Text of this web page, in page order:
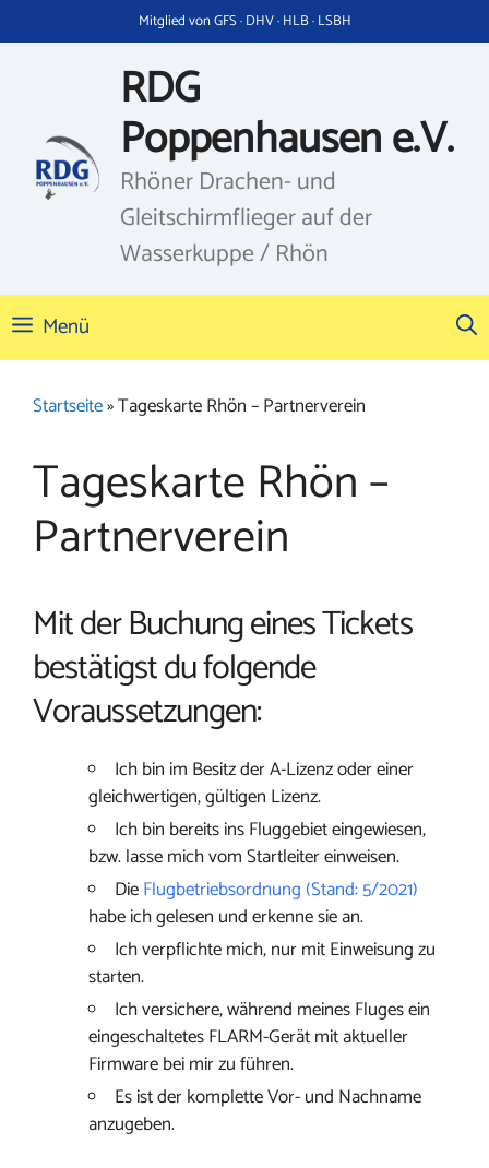
Inhalt
Mitglied von GFS · DHV · HLB · LSBH
RDG
Poppenhausen e.V.
Rhöner Drachen- und
Gleitschirmflieger auf der
Wasserkuppe / Rhön
Menü
Startseite»Tageskarte Rhön – Partnerverein
Tageskarte Rhön –
Partnerverein
Mit der Buchung eines Tickets
bestätigst du folgende
Voraussetzungen:
Ich bin im Besitz der A-Lizenz oder einer
gleichwertigen, gültigen Lizenz.
Ich bin bereits ins Fluggebiet eingewiesen,
bzw. lasse mich vom Startleiter einweisen.
DieFlugbetriebsordnung (Stand: 5/2021)
habe ich gelesen und erkenne sie an.
Ich verpflichte mich, nur mit Einweisung zu
starten.
Ich versichere, während meines Fluges ein
eingeschaltetes FLARM-Gerät mit aktueller
Firmware bei mir zu führen.
Es ist der komplette Vor- und Nachname
anzugeben.